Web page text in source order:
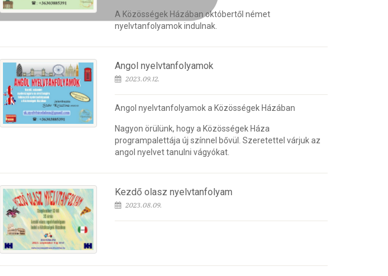
A Közösségek Házában októbertől német
nyelvtanfolyamok indulnak.
Angol nyelvtanfolyamok
2023.09.12.
Angol nyelvtanfolyamok a Közösségek Házában
Nagyon örülünk, hogy a Közösségek Háza
programpalettája új színnel bővül. Szeretettel várjuk az
angol nyelvet tanulni vágyókat.
Kezdő olasz nyelvtanfolyam
2023.08.09.